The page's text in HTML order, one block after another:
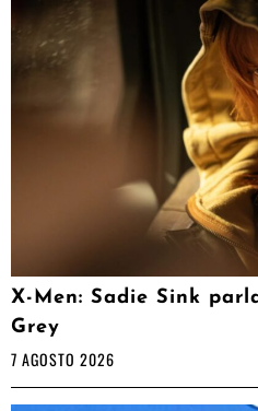
X-Men: Sadie Sink
Grey
7 AGOSTO 2026